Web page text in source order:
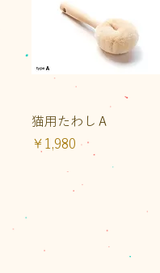
クイックビュー
猫用たわしＡ
価格
￥1,980